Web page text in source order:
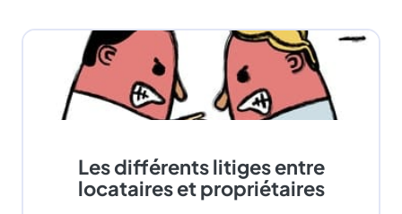
Les différents litiges entre
locataires et propriétaires